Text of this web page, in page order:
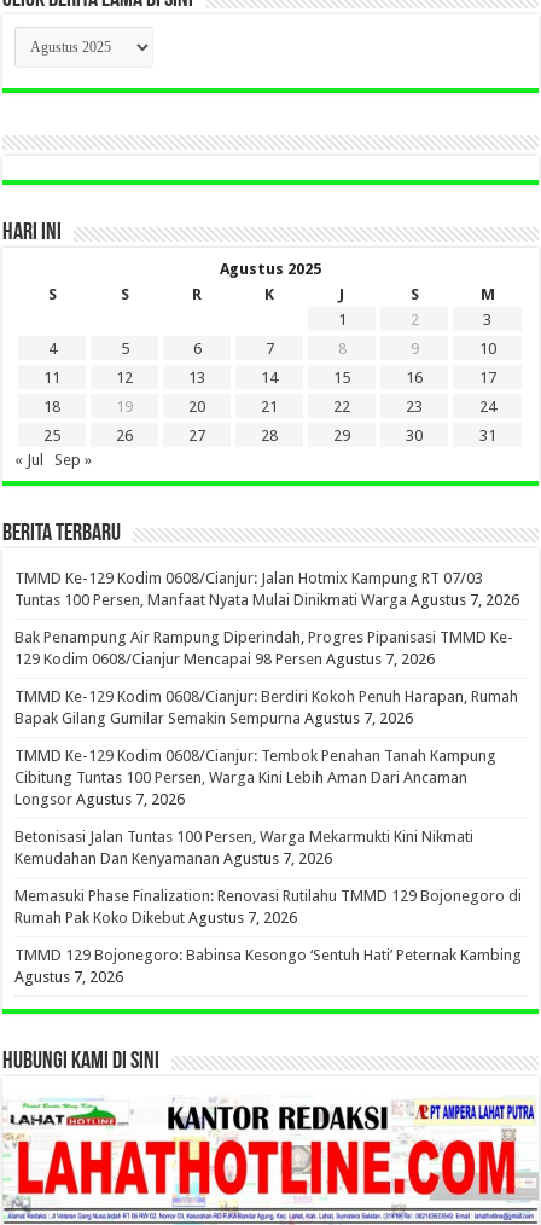
CLICK
BERITA
LAMA
DI
HARI INI
Agustus 2025
S
S R K J S
M
1
2
3
4
5 6 7 8 9
10
11
12 13 14 15 16
17
18
19 20 21 22 23
24
25
26 27 28 29 30
31
« Jul
Sep »
BERITA TERBARU
TMMD Ke-129 Kodim 0608/Cianjur: Jalan Hotmix Kampung RT 07/03
Tuntas 100 Persen, Manfaat Nyata Mulai Dinikmati Warga Agustus 7, 2026
Bak Penampung Air Rampung Diperindah, Progres Pipanisasi TMMD Ke-
129 Kodim 0608/Cianjur Mencapai 98 Persen Agustus 7, 2026
TMMD Ke-129 Kodim 0608/Cianjur: Berdiri Kokoh Penuh Harapan, Rumah
Bapak Gilang Gumilar Semakin Sempurna Agustus 7, 2026
TMMD Ke-129 Kodim 0608/Cianjur: Tembok Penahan Tanah Kampung
Cibitung Tuntas 100 Persen, Warga Kini Lebih Aman Dari Ancaman
Longsor Agustus 7, 2026
Betonisasi Jalan Tuntas 100 Persen, Warga Mekarmukti Kini Nikmati
Kemudahan Dan Kenyamanan Agustus 7, 2026
Memasuki Phase Finalization: Renovasi Rutilahu TMMD 129 Bojonegoro di
Rumah Pak Koko Dikebut Agustus 7, 2026
TMMD 129 Bojonegoro: Babinsa Kesongo ‘Sentuh Hati’ Peternak Kambing
Agustus 7, 2026
HUBUNGI KAMI DI SINI